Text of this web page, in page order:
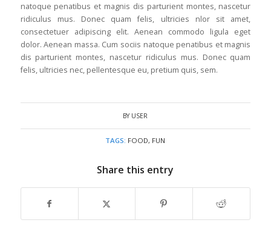
natoque penatibus et magnis dis parturient montes, nascetur
ridiculus mus. Donec quam felis, ultricies nlor sit amet,
consectetuer adipiscing elit. Aenean commodo ligula eget
dolor. Aenean massa. Cum sociis natoque penatibus et magnis
dis parturient montes, nascetur ridiculus mus. Donec quam
felis, ultricies nec, pellentesque eu, pretium quis, sem.
BY USER
TAGS: FOOD, FUN
Share this entry